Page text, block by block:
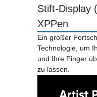
Stift-Display
XPPen
Ein großer
Technologie, um
und Ihre Finger
zu lassen.